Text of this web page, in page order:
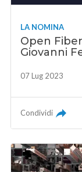
LA NOMINA
Open
Giovanni
07 Lug 2023
Condividi